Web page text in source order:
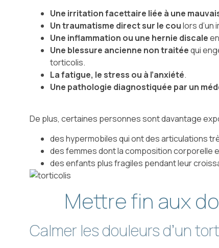
Une irritation facettaire liée à une
Un traumatisme direct sur le coulors d’un
Une inflammation ou une hernie discale
Une blessure ancienne non traitéequi
torticolis.
La fatigue, le stress ou à l’anxiété.
Une pathologie diagnostiquée par un
De plus, certaines personnes sont davantage
des hypermobiles qui ont des articulations
des femmes dont la composition corporelle
des enfants plus fragiles pendant leur
Mettre fin aux
Calmer les douleurs d’un